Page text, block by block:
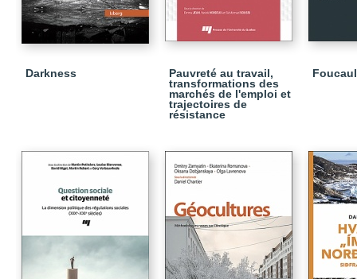
Darkness
Pauvreté au travail,
transformations des
marchés de l'emploi et
trajectoires de
résistance